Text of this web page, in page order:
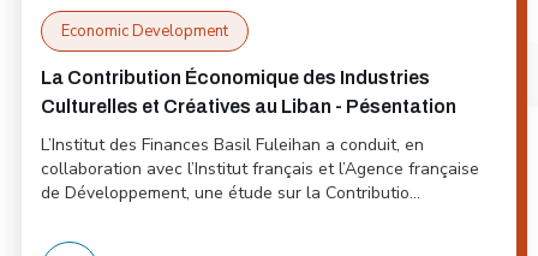
Economic Development
La Contribution Économique des Industries
Culturelles et Créatives au Liban - Pésentation
L’Institut des Finances Basil Fuleihan a conduit, en
collaboration avec l’Institut français et l’Agence française
de Développement, une étude sur la Contributio...